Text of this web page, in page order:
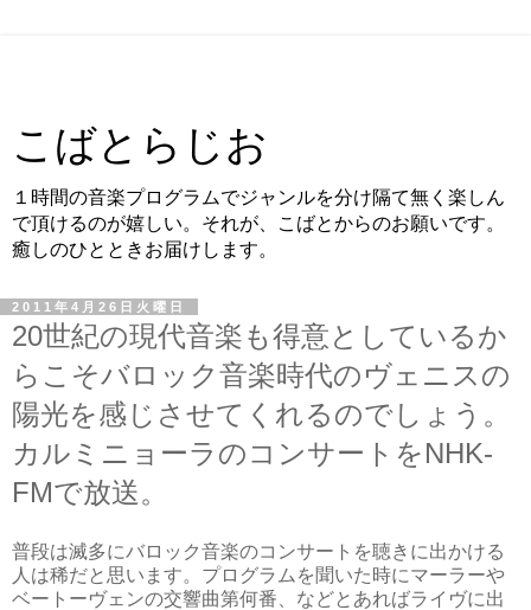
こばとらじお
１時間の音楽プログラムでジャンルを分け隔て無く楽しん
で頂けるのが嬉しい。それが、こばとからのお願いです。
癒しのひとときお届けします。
2011年4月26日火曜日
20世紀の現代音楽も得意としているか
らこそバロック音楽時代のヴェニスの
陽光を感じさせてくれるのでしょう。
カルミニョーラのコンサートをNHK-
FMで放送。
普段は滅多にバロック音楽のコンサートを聴きに出かける
人は稀だと思います。プログラムを聞いた時にマーラーや
ベートーヴェンの交響曲第何番、などとあればライヴに出